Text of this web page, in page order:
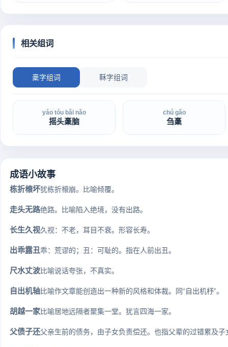
相关组词
稾字组词 鞂字组词
yáo tóu bǎi nǎo
摇头稾脑
chú gǎo
刍稾
成语小故事
栋折榱坏犹栋折榱崩。比喻倾覆。
走头无路绝路。比喻陷入绝境，没有出路。
长生久视久视：不老，耳目不衰。形容长寿。
出乖露丑乖：荒谬的；丑：可耻的。指在人前出丑。
尺水丈波比喻说话夸张，不真实。
自出机轴比喻作文章能创造出一种新的风格和体裁。同“自出机杼”。
胡越一家比喻居地远隔者聚集一堂。犹言四海一家。
父债子还父亲生前的债务，由子女负责偿还。也指父辈的过错累及子